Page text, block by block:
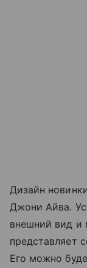
Дизайн
Джони Айва.
внешний вид и
представляет
Его можно